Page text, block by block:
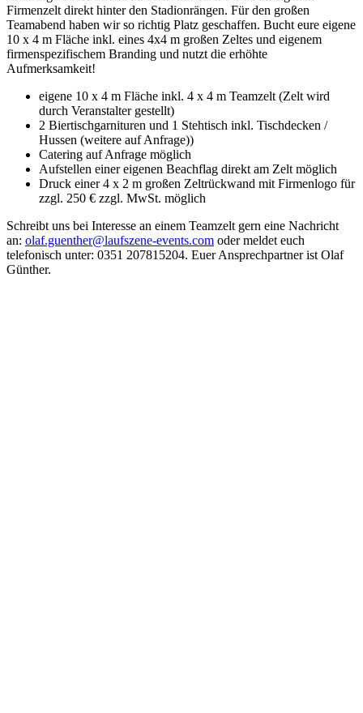
Firmenzelt direkt hinter den Stadionrängen. Für den großen
Teamabend haben wir so richtig Platz geschaffen. Bucht eure eigene
10 x 4 m Fläche inkl. eines 4x4 m großen Zeltes und eigenem
firmenspezifischem Branding und nutzt die erhöhte
Aufmerksamkeit!
eigene 10 x 4 m Fläche inkl. 4 x 4 m Teamzelt (Zelt wird
durch Veranstalter gestellt)
2 Biertischgarnituren und 1 Stehtisch inkl. Tischdecken /
Hussen (weitere auf Anfrage))
Catering auf Anfrage möglich
Aufstellen einer eigenen Beachflag direkt am Zelt möglich
Druck einer 4 x 2 m großen Zeltrückwand mit Firmenlogo für
zzgl. 250 € zzgl. MwSt. möglich
Schreibt uns bei Interesse an einem Teamzelt gern eine Nachricht
an: olaf.guenther@laufszene-events.com oder meldet euch
telefonisch unter: 0351 207815204. Euer Ansprechpartner ist Olaf
Günther.